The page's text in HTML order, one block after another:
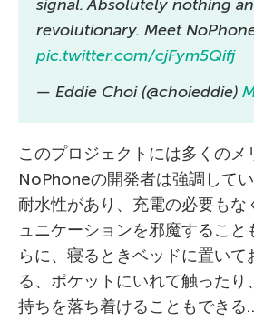
signal. Absolutely nothing
revolutionary. Meet
pic.twitter.com/cjFym5Qifj
— Eddie Choi (@choieddie)
このプロジェクトには多くのメ
NoPhoneの開発者は強調して
耐水性があり、充電の必要もな
ュニケーションを邪魔すること
らに、寝るときベッドに置いて
る、ポケットにいれて触ったり
持ちを落ち着けることもでき